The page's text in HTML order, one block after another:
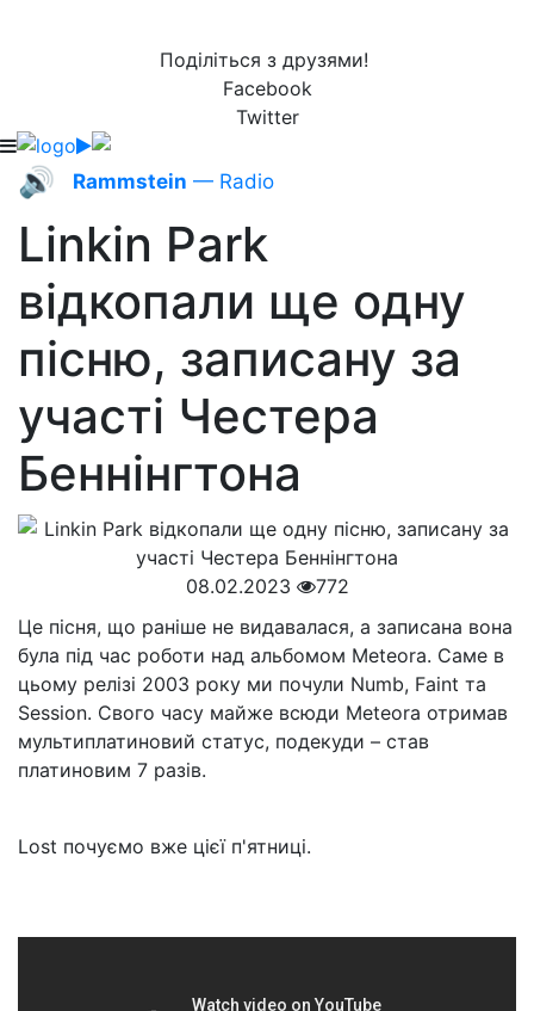
Поділіться з друзями!
Facebook
Twitter
🔊 Rammstein — Radio
Linkin Park
відкопали ще одну
пісню, записану за
участі Честера
Беннінгтона
08.02.2023
772
Це пісня, що раніше не видавалася, а записана вона
була під час роботи над альбомом Meteora. Саме в
цьому релізі 2003 року ми почули Numb, Faint та
Session. Свого часу майже всюди Meteora отримав
мультиплатиновий статус, подекуди – став
платиновим 7 разів.
Lost почуємо вже цієї п'ятниці.